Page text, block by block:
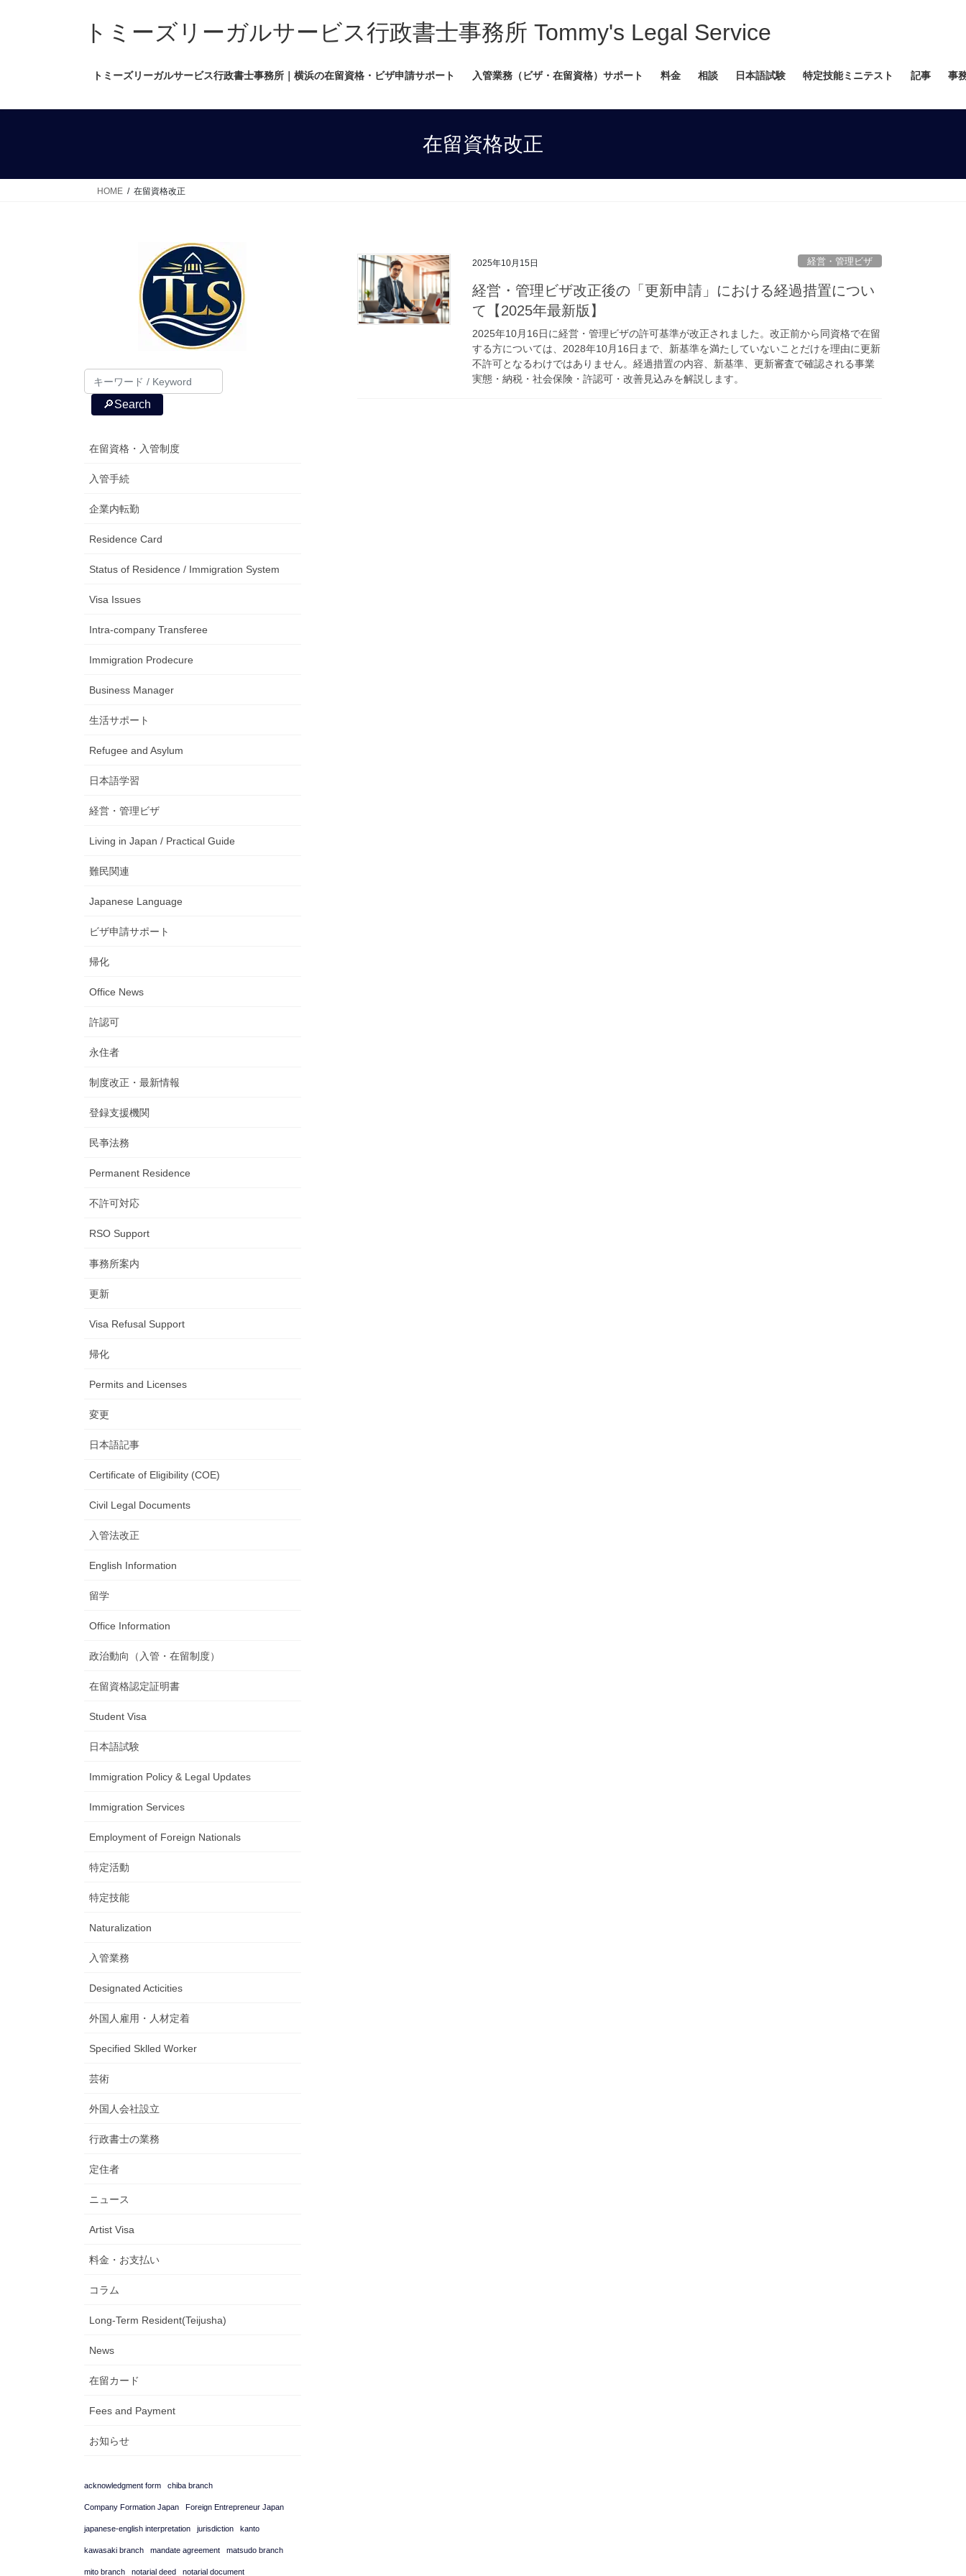
ス
ン
トミーズリーガルサービス行政書士事務所 Tommy's Legal Service
トミーズリーガルサービス行政書士事務所｜横浜の在留資格・ビザ申請サポート 入管業務（ビザ・在留資格）サポート 料金 相談 日本語試験 特定技能ミニテスト 記事 事
在留資格改正
HOME 在留資格改正
2025年10月15日 経営・管理ビザ
経営・管理ビザ改正後の「更新申請」における経過措置につい
て【2025年最新版】
2025年10月16日に経営・管理ビザの許可基準が改正されました。改正前から同資格で在留
する方については、2028年10月16日まで、新基準を満たしていないことだけを理由に更新
不許可となるわけではありません。経過措置の内容、新基準、更新審査で確認される事業
実態・納税・社会保険・許認可・改善見込みを解説します。
🔎Search
在留資格・入管制度
入管手続
企業内転勤
Residence Card
Status of Residence / Immigration System
Visa Issues
Intra-company Transferee
Immigration Prodecure
Business Manager
生活サポート
Refugee and Asylum
日本語学習
経営・管理ビザ
Living in Japan / Practical Guide
難民関連
Japanese Language
ビザ申請サポート
帰化
Office News
許認可
永住者
制度改正・最新情報
登録支援機関
民亊法務
Permanent Residence
不許可対応
RSO Support
事務所案内
更新
Visa Refusal Support
帰化
Permits and Licenses
変更
日本語記事
Certificate of Eligibility (COE)
Civil Legal Documents
入管法改正
English Information
留学
Office Information
政治動向（入管・在留制度）
在留資格認定証明書
Student Visa
日本語試験
Immigration Policy & Legal Updates
Immigration Services
Employment of Foreign Nationals
特定活動
特定技能
Naturalization
入管業務
Designated Acticities
外国人雇用・人材定着
Specified Sklled Worker
芸術
外国人会社設立
行政書士の業務
定住者
ニュース
Artist Visa
料金・お支払い
コラム
Long-Term Resident(Teijusha)
News
在留カード
Fees and Payment
お知らせ
acknowledgment form chiba branch
Company Formation Japan Foreign Entrepreneur Japan
japanese-english interpretation jurisdiction kanto
kawasaki branch mandate agreement matsudo branch
mito branch notarial deed notarial document